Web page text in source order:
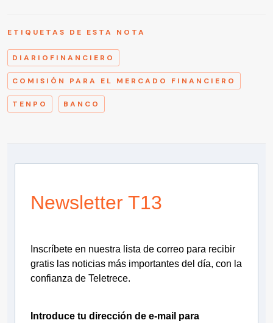
ETIQUETAS DE ESTA NOTA
DIARIOFINANCIERO
COMISIÓN PARA EL MERCADO FINANCIERO
TENPO BANCO
Newsletter T13
Inscríbete en nuestra lista de correo para recibir
gratis las noticias más importantes del día, con la
confianza de Teletrece.
Introduce tu dirección de e-mail para